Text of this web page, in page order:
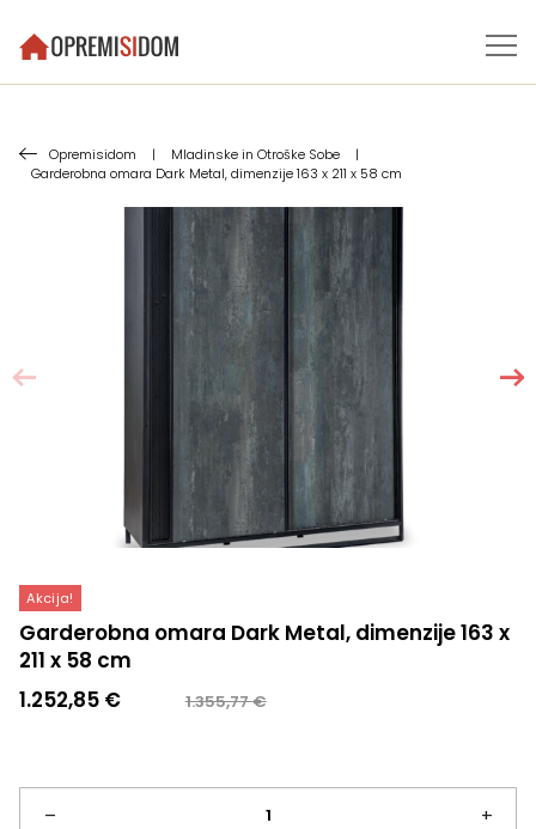
Opremisidom | Mladinske in Otroške Sobe
|
Garderobna omara Dark Metal, dimenzije 163 x 211 x 58 cm
Akcija!
Garderobna omara Dark Metal, dimenzije 163 x
211 x 58 cm
1.355,77€
Izvirna
bila:
1.355,77 €.
1.252,85 €
Trenutna
1.252,85 €.
–
Garderobna +